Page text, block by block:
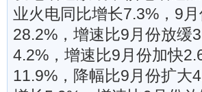
业火电同比增长7.3%，9
28.2%，增速比9月份放缓
4.2%，增速比9月份加快
11.9%，降幅比9月份扩大